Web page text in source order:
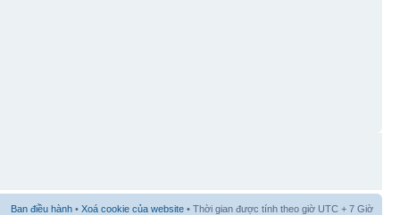
Ban điều hành • Xoá cookie của website • Thời gian được tính theo giờ UTC + 7 Giờ